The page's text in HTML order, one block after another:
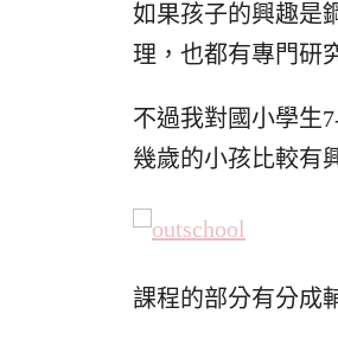
如果孩子的興趣是
理，也都有專門研
不過我對國小學生
幾歲的小孩比較有
課程的部分有分成